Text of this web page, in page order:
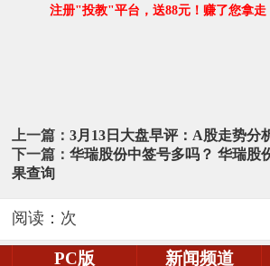
注册"投教"平台，送88元！赚了您拿走
上一篇：3月13日大盘早评：A股走势分
下一篇：华瑞股份中签号多吗？ 华瑞股
果查询
阅读： 次
PC版 新闻频道